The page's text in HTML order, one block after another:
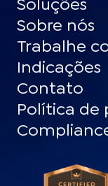
Sobre nós
Trabalhe
Indicações
Contato
Política de